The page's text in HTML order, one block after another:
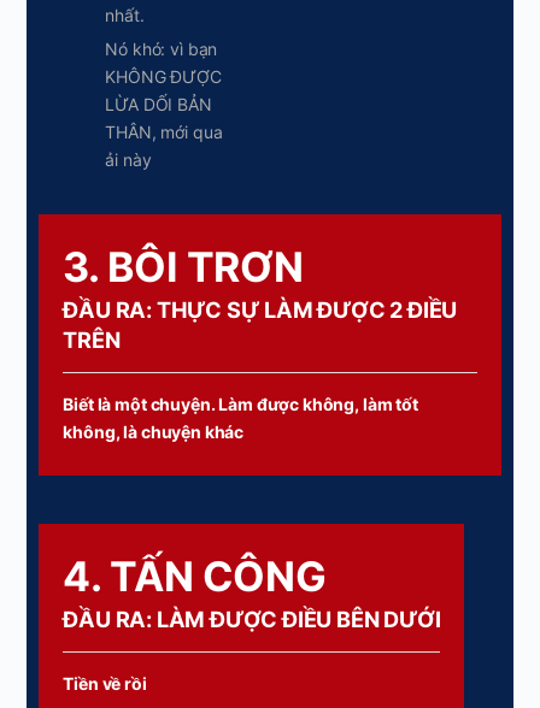
nhất.
Nó khó: vì bạn
KHÔNG ĐƯỢC
LỪA DỐI BẢN
THÂN, mới qua
ải này
3. BÔI TRƠN
ĐẦU RA: THỰC SỰ LÀM ĐƯỢC 2 ĐIỀU
TRÊN
Biết là một chuyện. Làm được không, làm tốt
không, là chuyện khác
4. TẤN CÔNG
ĐẦU RA: LÀM ĐƯỢC ĐIỀU BÊN DƯỚI
Tiền về rồi